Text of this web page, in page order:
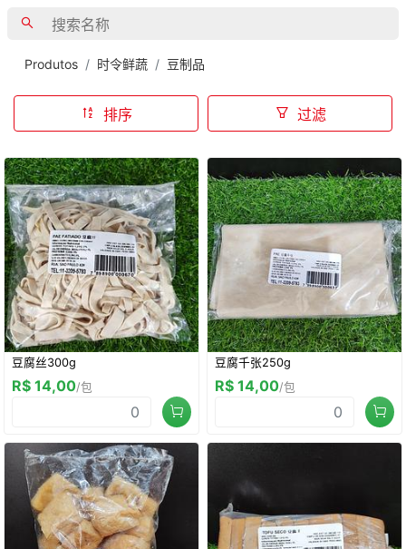
Produtos 时令鲜蔬 豆制品
排序 过滤
豆腐丝300g
R$ 14,00/包
豆腐千张250g
R$ 14,00/包